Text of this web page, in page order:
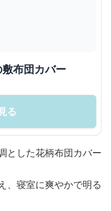
布団カバー
る
とした花柄布団カバー
、寝室に爽やかで明る